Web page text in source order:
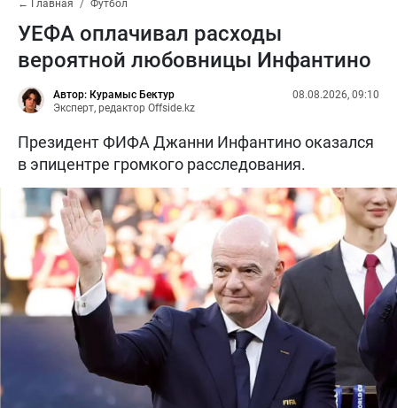
← Главная Футбол
УЕФА оплачивал расходы
вероятной любовницы Инфантино
Автор: Курамыс Бектур
Эксперт, редактор Offside.kz
08.08.2026, 09:10
Президент ФИФА Джанни Инфантино оказался
в эпицентре громкого расследования.